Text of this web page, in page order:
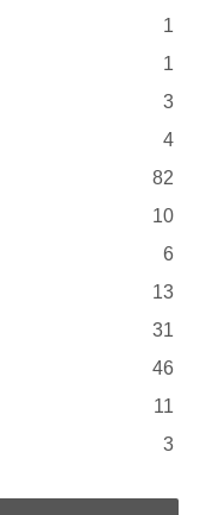
1
1
3
4
82
10
6
13
31
46
11
3